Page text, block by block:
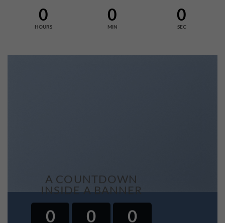
0
HOURS
0
MIN
0
SEC
A COUNTDOWN
INSIDE A BANNER
0 0 0